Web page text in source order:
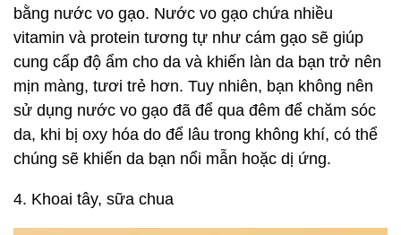
bằng nước vo gạo. Nước vo gạo chứa nhiều
vitamin và protein tương tự như cám gạo sẽ giúp
cung cấp độ ẩm cho da và khiến làn da bạn trở nên
mịn màng, tươi trẻ hơn. Tuy nhiên, bạn không nên
sử dụng nước vo gạo đã để qua đêm để chăm sóc
da, khi bị oxy hóa do để lâu trong không khí, có thể
chúng sẽ khiến da bạn nổi mẫn hoặc dị ứng.
4. Khoai tây, sữa chua